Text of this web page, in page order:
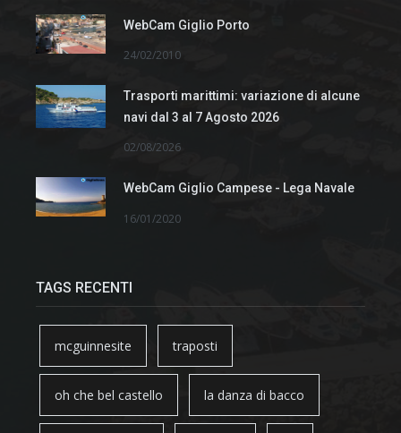
WebCam Giglio Porto
24/02/2010
Trasporti marittimi: variazione di alcune
navi dal 3 al 7 Agosto 2026
02/08/2026
WebCam Giglio Campese - Lega Navale
16/01/2020
TAGS RECENTI
mcguinnesite traposti
oh che bel castello la danza di bacco